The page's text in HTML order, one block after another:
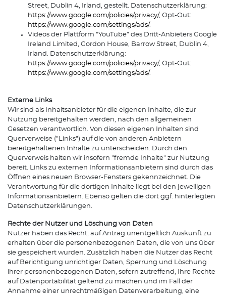
Street, Dublin 4, Irland, gestellt. Datenschutzerklärung:
https://www.google.com/policies/privacy/, Opt-Out:
https://www.google.com/settings/ads/.
Videos der Plattform “YouTube” des Dritt-Anbieters Google
Ireland Limited, Gordon House, Barrow Street, Dublin 4,
Irland. Datenschutzerklärung:
https://www.google.com/policies/privacy/, Opt-Out:
https://www.google.com/settings/ads/.
Externe Links
Wir sind als Inhaltsanbieter für die eigenen Inhalte, die zur
Nutzung bereitgehalten werden, nach den allgemeinen
Gesetzen verantwortlich. Von diesen eigenen Inhalten sind
Querverweise ("Links") auf die von anderen Anbietern
bereitgehaltenen Inhalte zu unterscheiden. Durch den
Querverweis halten wir insofern "fremde Inhalte" zur Nutzung
bereit. Links zu externen Informationsanbietern sind durch das
Öffnen eines neuen Browser-Fensters gekennzeichnet. Die
Verantwortung für die dortigen Inhalte liegt bei den jeweiligen
Informationsanbietern. Ebenso gelten die dort ggf. hinterlegten
Datenschutzerklärungen.
Rechte der Nutzer und Löschung von Daten
Nutzer haben das Recht, auf Antrag unentgeltlich Auskunft zu
erhalten über die personenbezogenen Daten, die von uns über
sie gespeichert wurden. Zusätzlich haben die Nutzer das Recht
auf Berichtigung unrichtiger Daten, Sperrung und Löschung
ihrer personenbezogenen Daten, sofern zutreffend, Ihre Rechte
auf Datenportabilität geltend zu machen und im Fall der
Annahme einer unrechtmäßigen Datenverarbeitung, eine